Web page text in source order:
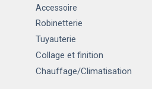
Accessoire
Robinetterie
Tuyauterie
Collage et finition
Chauffage/Climatisation